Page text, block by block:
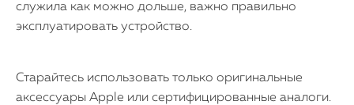
служила как можно дольше, важно правильно
эксплуатировать устройство.
Старайтесь использовать только оригинальные
аксессуары Apple или сертифицированные аналоги.